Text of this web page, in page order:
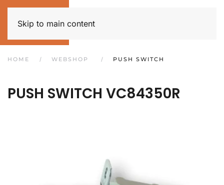
Skip to main content
HOME WEBSHOP PUSH SWITCH
PUSH SWITCH VC84350R